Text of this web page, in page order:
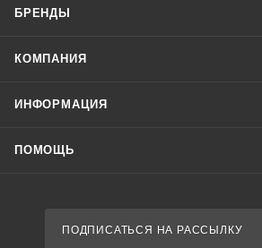
БРЕНДЫ
КОМПАНИЯ
ИНФОРМАЦИЯ
ПОМОЩЬ
ПОДПИСАТЬСЯ НА РАССЫЛКУ